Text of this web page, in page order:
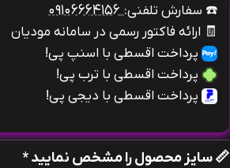
☎️ سفارش تلفنی:۰۹۱۰۶۶۶۴۱۵۶
🧾 ارائه فاکتور رسمی در سامانه مودیان
پرداخت اقسطی با اسنپ پی!
پرداخت اقسطی با ترب پی!
پرداخت اقسطی با دیجی پی!
📏 سایز محصول را مشخص نمایید *